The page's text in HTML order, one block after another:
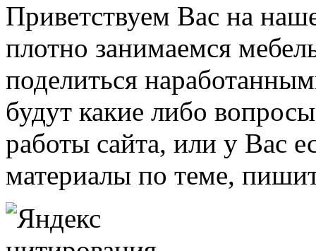
Приветствуем Вас на
плотно занимаемся
поделиться
будут какие либо
работы сайта, или у Вас
материалы по теме,